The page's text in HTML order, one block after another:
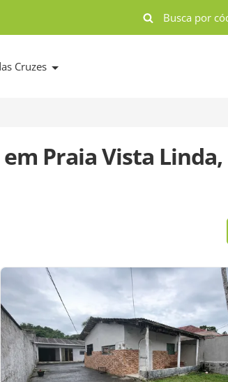
Cruzes
em Praia Vista Linda,